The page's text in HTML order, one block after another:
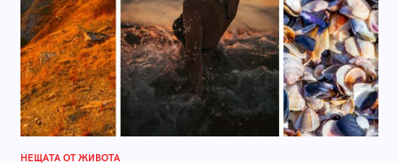
НЕЩАТА ОТ ЖИВОТА